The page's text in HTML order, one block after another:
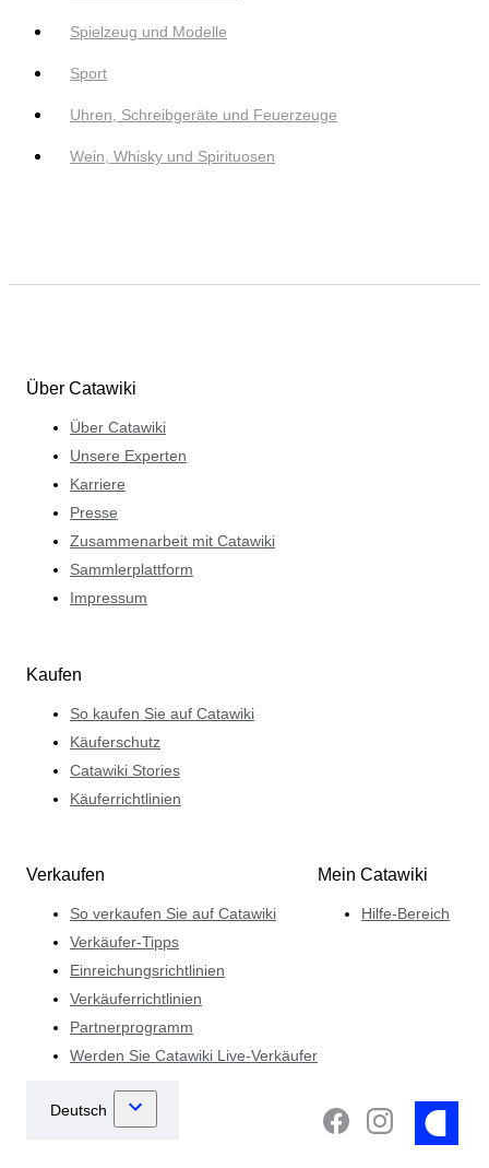
Spielzeug und Modelle
Sport
Uhren, Schreibgeräte und Feuerzeuge
Wein, Whisky und Spirituosen
Über Catawiki
Über Catawiki
Unsere Experten
Karriere
Presse
Zusammenarbeit mit Catawiki
Sammlerplattform
Impressum
Kaufen
So kaufen Sie auf Catawiki
Käuferschutz
Catawiki Stories
Käuferrichtlinien
Verkaufen
So verkaufen Sie auf Catawiki
Verkäufer-Tipps
Einreichungsrichtlinien
Verkäuferrichtlinien
Partnerprogramm
Werden Sie Catawiki Live-Verkäufer
Mein Catawiki
Hilfe-Bereich